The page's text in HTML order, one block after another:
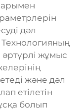
дәл
Технологияның
әртүрлі жұмыс
және дәл
етілетін
болып